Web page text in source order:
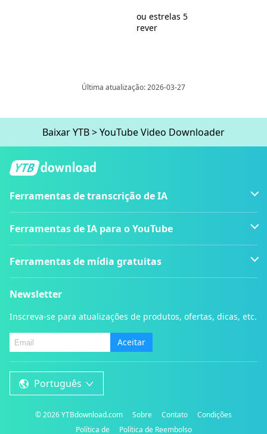
ou estrelas 5
rever
Última atualização: 2026-03-27
Baixar YTB>YouTube Video Downloader
Ferramentas de transcrição de IA
Ferramentas de IA para o YouTube
Ferramentas de mídia gratuitas
Newsletter
Inscreva-se para atualizações de produtos, ofertas, dicas, etc.
Aceitar
Português
©2026YTBdownload.com Sobre Contato
Condições
Política de
Política de Reembolso